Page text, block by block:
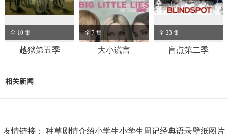
全 10 集
越狱第五季
全 7 集
大小谎言
全 23 集
盲点第二季
相关新闻
友情链接： 种草剧情介绍小学生小学生周记经典语录壁纸图片